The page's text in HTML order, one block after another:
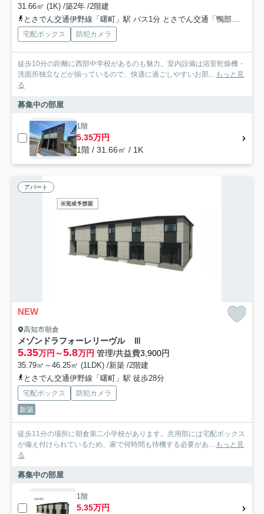
31.66㎡ (1K) /築2年 /2階建
とさでん交通伊野線「曙町」駅 バス1分 とさでん交通「鴨部（バス）」 停歩11分
宅配ボックス 防犯カメラ
徒歩10分の距離に西部中学校があるのも魅力。室内設備は浴室乾燥機・
洗面所独立などが揃っているので、快適に過ごしやすいお部...
もっと見
る
募集中の部屋
1階
5.35万円
1階 / 31.66㎡ / 1K
アパート
NEW
高知市朝倉
メゾンドラフォーレリーヴル Ⅲ
5.35万円～5.8万円 管理/共益費3,900円
35.79㎡～46.25㎡ (1LDK) /新築 /2階建
とさでん交通伊野線「曙町」駅 徒歩28分
宅配ボックス
防犯カメラ
新築
徒歩11分の場所に朝倉第二小学校があります。共用部には宅配ボックス
が備え付けられているため、家で何時間も待機する必要があ...
もっと見
る
募集中の部屋
1階
5.35万円